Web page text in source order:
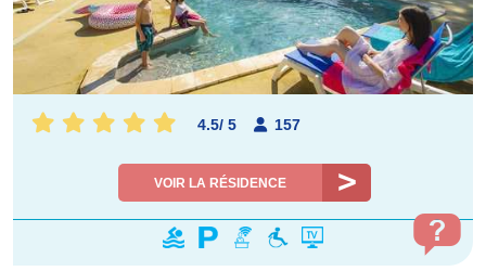
4.5/ 5 157
VOIR LA RÉSIDENCE